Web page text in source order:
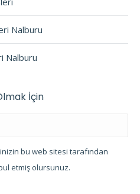
Nalburu
Nalburu
İçin
bu web sitesi tarafından
etmiş olursunuz.